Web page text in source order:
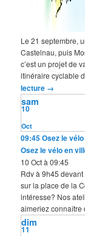
Le 21 septembre,
Castelnau, puis
c’est un projet de
itinéraire cyclable
lecture →
Oct
10
sam
09:45Osez le
Osez le vélo en
10 Oct à 09:45
Rdv à 9h45
sur la place de la
intéresse? Nos
aimeriez
11
dim